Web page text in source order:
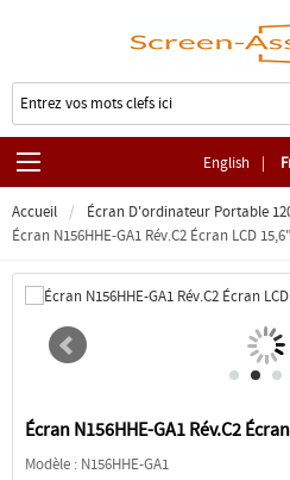
English |
Accueil
Écran D'ordinateur Portable
Écran N156HHE-GA1 Rév.C2 Écran LCD 15,6"
Écran N156HHE-GA1 Rév.C2
Modèle : N156HHE-GA1